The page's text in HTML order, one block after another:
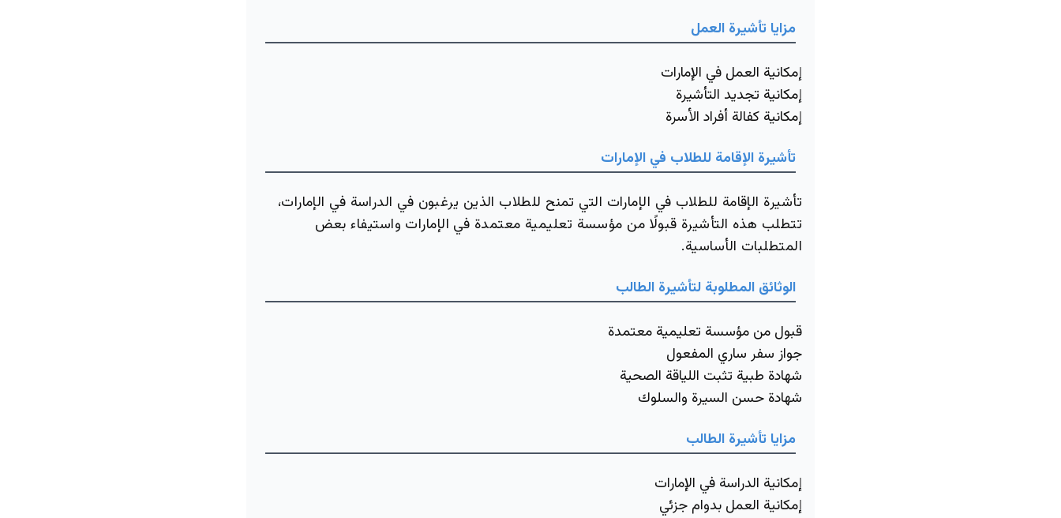
مزايا تأشيرة العمل
إمكانية العمل في الإمارات
إمكانية تجديد التأشيرة
إمكانية كفالة أفراد الأسرة
تأشيرة الإقامة للطلاب في الإمارات
تأشيرة الإقامة للطلاب في الإمارات التي تمنح للطلاب الذين يرغبون في الدراسة في الإمارات،
تتطلب هذه التأشيرة قبولًا من مؤسسة تعليمية معتمدة في الإمارات واستيفاء بعض
المتطلبات الأساسية.
الوثائق المطلوبة لتأشيرة الطالب
قبول من مؤسسة تعليمية معتمدة
جواز سفر ساري المفعول
شهادة طبية تثبت اللياقة الصحية
شهادة حسن السيرة والسلوك
مزايا تأشيرة الطالب
إمكانية الدراسة في الإمارات
إمكانية العمل بدوام جزئي